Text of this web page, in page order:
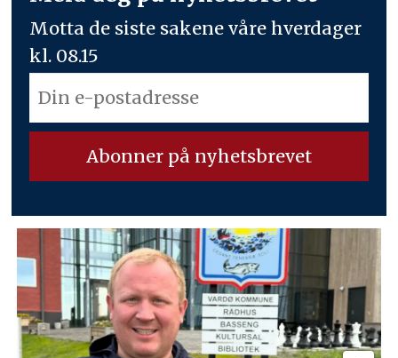
Motta de siste sakene våre hverdager
kl. 08.15